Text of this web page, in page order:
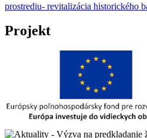
prostrediu- revitalizácia historického
Projekt